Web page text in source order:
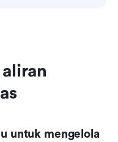
untuk mengelola